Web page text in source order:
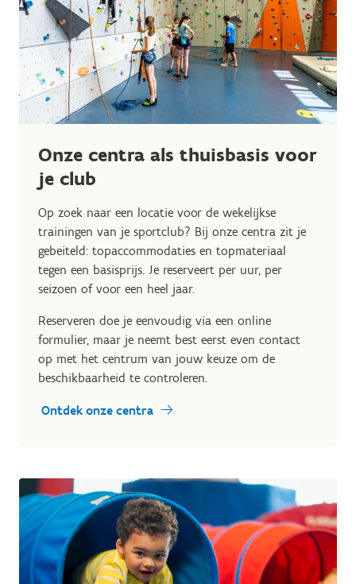
Onze centra als thuisbasis voor
je club
Op zoek naar een locatie voor de wekelijkse
trainingen van je sportclub? Bij onze centra zit je
gebeiteld: topaccommodaties en topmateriaal
tegen een basisprijs. Je reserveert per uur, per
seizoen of voor een heel jaar.
Reserveren doe je eenvoudig via een online
formulier, maar je neemt best eerst even contact
op met het centrum van jouw keuze om de
beschikbaarheid te controleren.
Ontdek onze centra